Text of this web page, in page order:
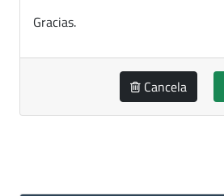
Gracias.
Cancela